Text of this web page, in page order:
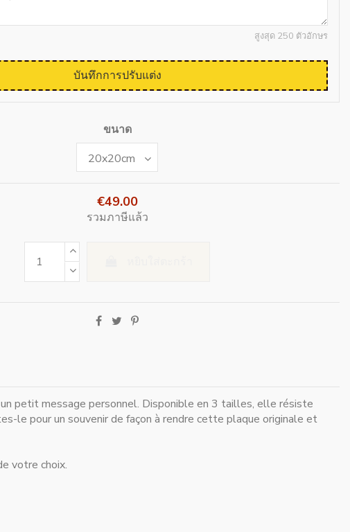
สูงสุด 250 ตัวอักษร
บันทึกการปรับแต่ง
ขนาด
€49.00
รวมภาษีแล้ว
petit message personnel. Disponible en 3 tailles, elle résiste
le pour un souvenir de façon à rendre cette plaque originale et
votre choix.